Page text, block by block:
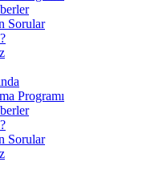
Sorular
Programı
Sorular